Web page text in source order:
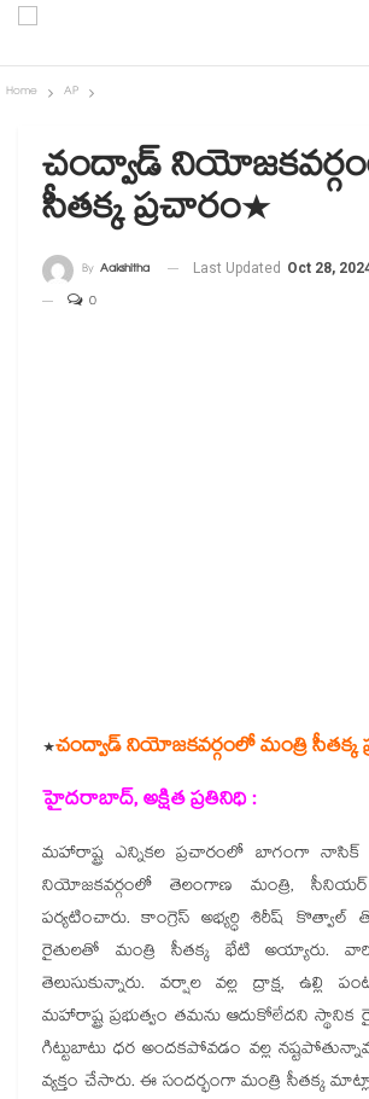
Home AP
చంద్వాడ్
సీత‌క్క ప్ర‌చారం*
By Aakshitha Last Updated Oct 28,
0
*చంద్వాడ్ నియోజ‌క‌వ‌ర్గంలో మంత్రి సీత‌క్క
హైదరాబాద్, అక్షిత ప్రతినిధి :
మ‌హారాష్ట్ర ఎన్నిక‌ల ప్ర‌చారంలో బాగంగా
నియోజ‌క‌వ‌ర్గంలో తెలంగాణ మంత్రి, సీనియ‌ర్
ప‌ర్య‌టించారు. కాంగ్రెస్ అభ్యర్ధి శిరీష్ కొత్వాల్
రైతుల‌తో మంత్రి సీత‌క్క భేటి అయ్యారు.
తెలుసుకున్నారు. వ‌ర్షాల వ‌ల్ల ద్రాక్ష‌, ఉల్లి
మ‌హారాష్ట్ర ప్ర‌భుత్వం త‌మ‌ను ఆదుకోలేద‌ని
గిట్టుబాటు ధ‌ర అంద‌క‌పోవ‌డం వ‌ల్ల
వ్య‌క్తం చేసారు. ఈ సంద‌ర్భంగా మంత్రి సీత‌క్క